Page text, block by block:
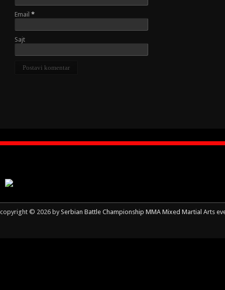
Email *
Sajt
copyright © 2026 by Serbian Battle Championship MMA Mixed Martial Arts